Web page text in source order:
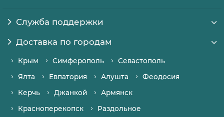
Служба поддержки
Доставка по городам
Крым Симферополь
Севастополь
Ялта
Евпатория Алушта
Феодосия
Керчь
Джанкой
Армянск
Красноперекопск
Раздольное